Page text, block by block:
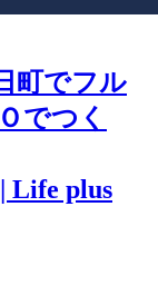
町でフル
でつく
| Life plus